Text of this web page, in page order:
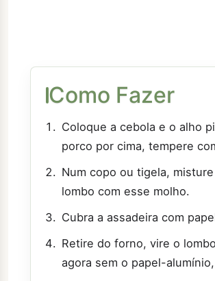
Como Fazer
Coloque a cebola e o alho
porco por cima, tempere
Num copo ou tigela,
lombo com esse molho.
Cubra a assadeira com
Retire do forno, vire o
agora sem o papel-